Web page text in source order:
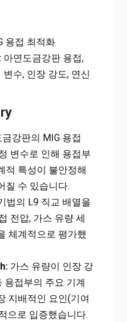
용접 최적화
아연도금강판 용접,
수, 인장 강도, 연신
강판의 MIG 용접
변수로 인해 용접부
적 특성이 불안정해
질 수 있습니다.
법의 L9 직교 배열을
전압, 가스 유량 세
체계적으로 평가했
가스 유량이 인장 강
용접부의 주요 기계
지배적인 요인(기여
으로 입증했습니다.